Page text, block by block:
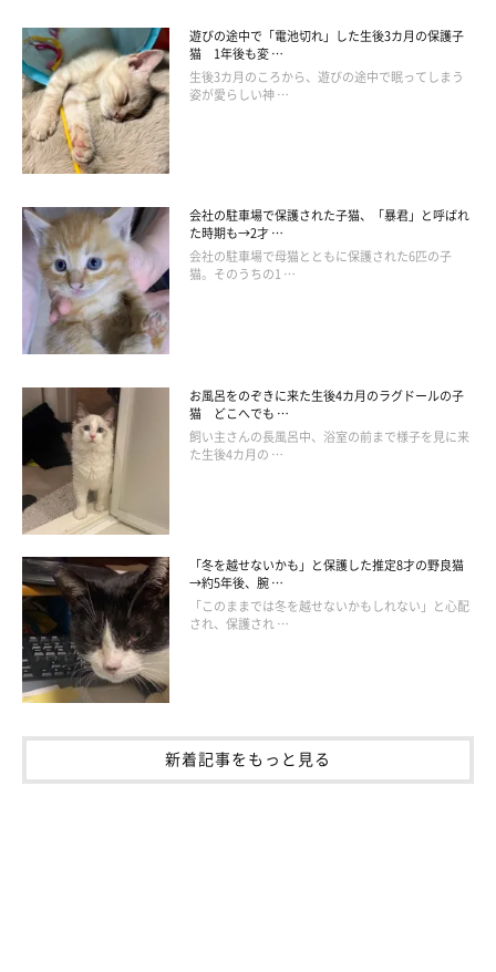
になったと思います（笑）」と、飼い主さんは話します。
飼い主さんとハイタッチ。
@melon.mellow.cat
最近はやんちゃさが増し、毎日家の中で“大運動会”を繰り広げて
いるというめろんくん。それでも、いたずらは一切しないのだと
さを感じているそうです。
遊びの途中で「電池切れ」した生後3カ月の保護子
猫 1年後も変 …
生後3カ月のころから、遊びの途中で眠ってしまう
姿が愛らしい神 …
会社の駐車場で保護された子猫、「暴君」と呼ばれ
た時期も→2才 …
会社の駐車場で母猫とともに保護された6匹の子
猫。そのうちの1 …
お風呂をのぞきに来た生後4カ月のラグドールの子
猫 どこへでも …
飼い主さんの長風呂中、浴室の前まで様子を見に来
た生後4カ月の …
「冬を越せないかも」と保護した推定8才の野良猫
→約5年後、腕 …
「このままでは冬を越せないかもしれない」と心配
され、保護され …
新着記事をもっと見る